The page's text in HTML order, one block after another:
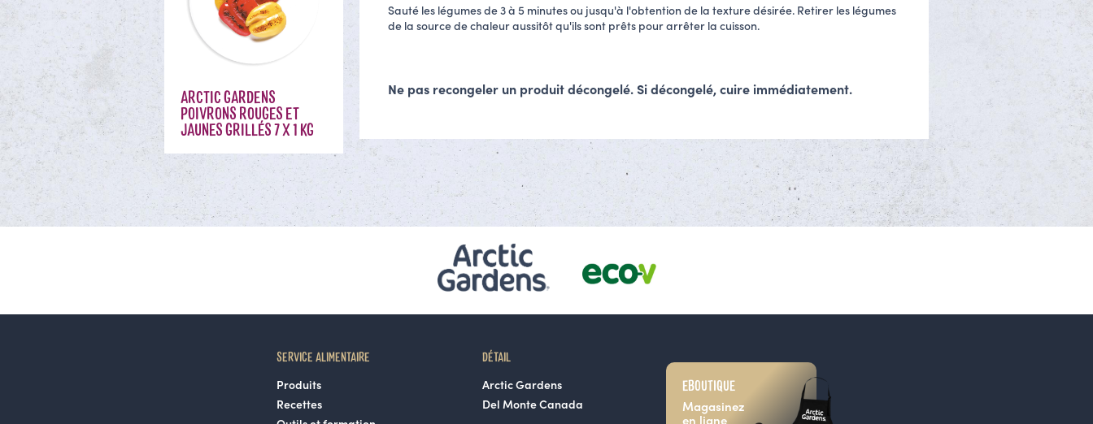
ARCTIC GARDENS
POIVRONS ROUGES ET
JAUNES GRILLÉS 7 X 1 KG
Sauté les légumes de 3 à 5 minutes ou jusqu'à l'obtention de la texture désirée. Retirer les légumes
de la source de chaleur aussitôt qu'ils sont prêts pour arrêter la cuisson.
Ne pas recongeler un produit décongelé. Si décongelé, cuire immédiatement.
SERVICE ALIMENTAIRE
Produits
Recettes
DÉTAIL
Arctic Gardens
Del Monte Canada
EBOUTIQUE
Magasinez
en ligne